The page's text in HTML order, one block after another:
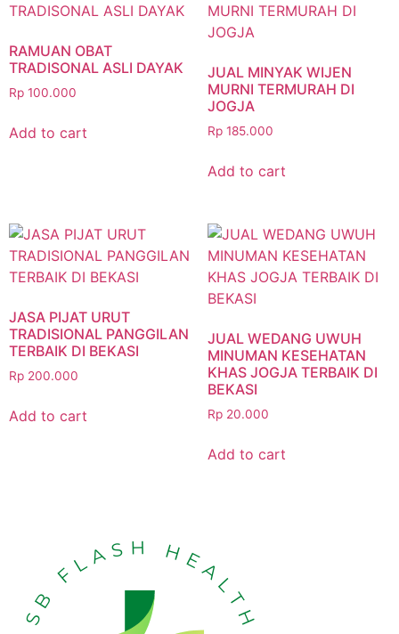
RAMUAN OBAT
TRADISONAL ASLI DAYAK
Rp 100.000
Add to cart
JUAL MINYAK WIJEN
MURNI TERMURAH DI
JOGJA
Rp185.000
Add to cart
JASA PIJAT URUT
TRADISIONAL PANGGILAN
TERBAIK DI BEKASI
Rp 200.000
Add to cart
JUAL WEDANG UWUH
MINUMAN KESEHATAN
KHAS JOGJA TERBAIK DI
BEKASI
Rp20.000
Add to cart